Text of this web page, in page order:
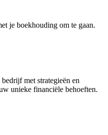
je boekhouding om te gaan.
met strategieën en
unieke financiële behoeften.